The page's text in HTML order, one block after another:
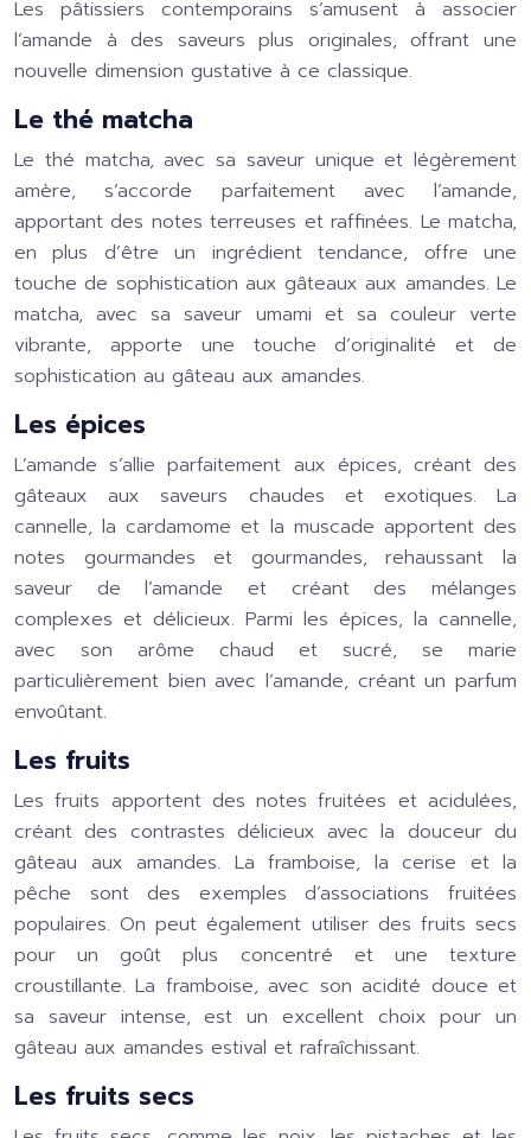
Les pâtissiers contemporains s’amusent à associer
l’amande à des saveurs plus originales, offrant une
nouvelle dimension gustative à ce classique.
Le thé matcha
Le thé matcha, avec sa saveur unique et légèrement
amère, s’accorde parfaitement avec l’amande,
apportant des notes terreuses et raffinées. Le matcha,
en plus d’être un ingrédient tendance, offre une
touche de sophistication aux gâteaux aux amandes. Le
matcha, avec sa saveur umami et sa couleur verte
vibrante, apporte une touche d’originalité et de
sophistication au gâteau aux amandes.
Les épices
L’amande s’allie parfaitement aux épices, créant des
gâteaux aux saveurs chaudes et exotiques. La
cannelle, la cardamome et la muscade apportent des
notes gourmandes et gourmandes, rehaussant la
saveur de l’amande et créant des mélanges
complexes et délicieux. Parmi les épices, la cannelle,
avec son arôme chaud et sucré, se marie
particulièrement bien avec l’amande, créant un parfum
envoûtant.
Les fruits
Les fruits apportent des notes fruitées et acidulées,
créant des contrastes délicieux avec la douceur du
gâteau aux amandes. La framboise, la cerise et la
pêche sont des exemples d’associations fruitées
populaires. On peut également utiliser des fruits secs
pour un goût plus concentré et une texture
croustillante. La framboise, avec son acidité douce et
sa saveur intense, est un excellent choix pour un
gâteau aux amandes estival et rafraîchissant.
Les fruits secs